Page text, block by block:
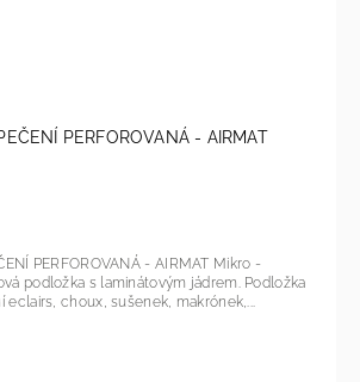
PERFOROVANÁ - AIRMAT
PERFOROVANÁ - AIRMAT Mikro -
s laminátovým jádrem. Podložka
choux, sušenek, makrónek,...